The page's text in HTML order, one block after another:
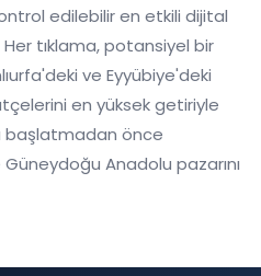
edilebilir en etkili dijital
tıklama, potansiyel bir
ve Eyyübiye'deki
en yüksek getiriyle
başlatmadan önce
Anadolu pazarını